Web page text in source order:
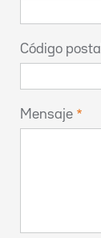
Código postal
Mensaje